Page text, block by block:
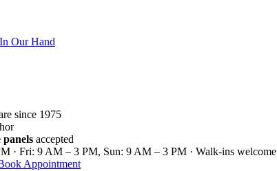
Our Hand
since 1975
accepted
· Fri: 9 AM – 3 PM, Sun: 9 AM – 3 PM · Walk-ins welcome
Appointment